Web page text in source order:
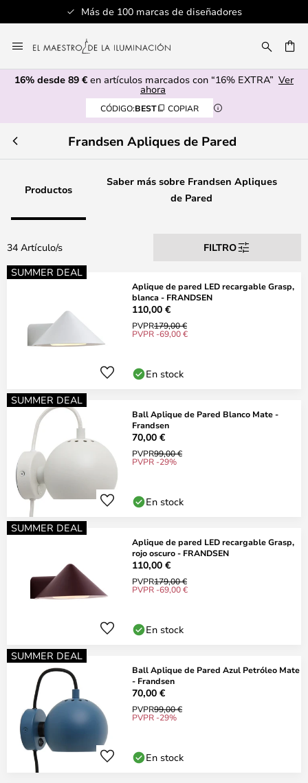
Más de 100 marcas de diseñadores
al
contenido
16% desde 89 € en artículos marcados con “16% EXTRA” Ver
ahora
CÓDIGO:BEST COPIAR
Frandsen Apliques de Pared
Productos
Saber más sobre Frandsen Apliques
de Pared
34 Artículo/s
FILTRO
SUMMER DEAL
Aplique de pared LED recargable Grasp,
blanca - FRANDSEN
110,00 €
PVPR179,00 €
PVPR -69,00 €
En stock
SUMMER DEAL
Ball Aplique de Pared Blanco Mate -
Frandsen
70,00 €
PVPR99,00 €
PVPR -29%
En stock
SUMMER DEAL
Aplique de pared LED recargable Grasp,
rojo oscuro - FRANDSEN
110,00 €
PVPR179,00 €
PVPR -69,00 €
En stock
SUMMER DEAL
Ball Aplique de Pared Azul Petróleo Mate
- Frandsen
70,00 €
PVPR99,00 €
PVPR -29%
En stock